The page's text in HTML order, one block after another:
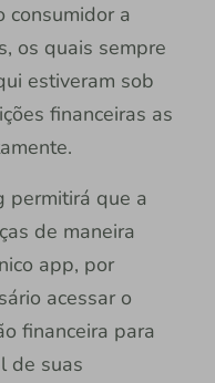
consumidor a
os quais sempre
estiveram sob
financeiras as
permitirá que a
de maneira
app, por
acessar o
financeira para
de suas